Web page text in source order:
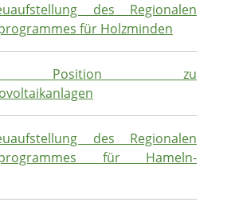
des Regionalen
für Holzminden
Position zu
des Regionalen
für Hameln-